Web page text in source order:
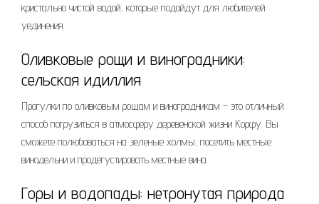
кристально чистой водой, которые подойдут для любителей
уединения.
Оливковые рощи и виноградники:
сельская идиллия
Прогулки по оливковым рощам и виноградникам – это отличный
способ погрузиться в атмосферу деревенской жизни Корфу. Вы
сможете полюбоваться на зеленые холмы, посетить местные
винодельни и продегустировать местные вина.
Горы и водопады: нетронутая природа